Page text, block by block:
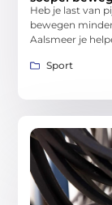
Heb je last van
bewegen
Aalsmeer je
Sport